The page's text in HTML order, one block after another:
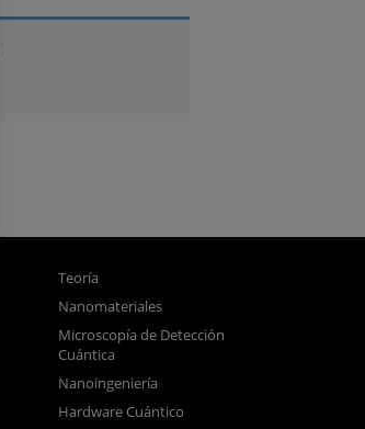
Teoría
Nanomateriales
Microscopía de Detección
Cuántica
Nanoingeniería
Hardware Cuántico